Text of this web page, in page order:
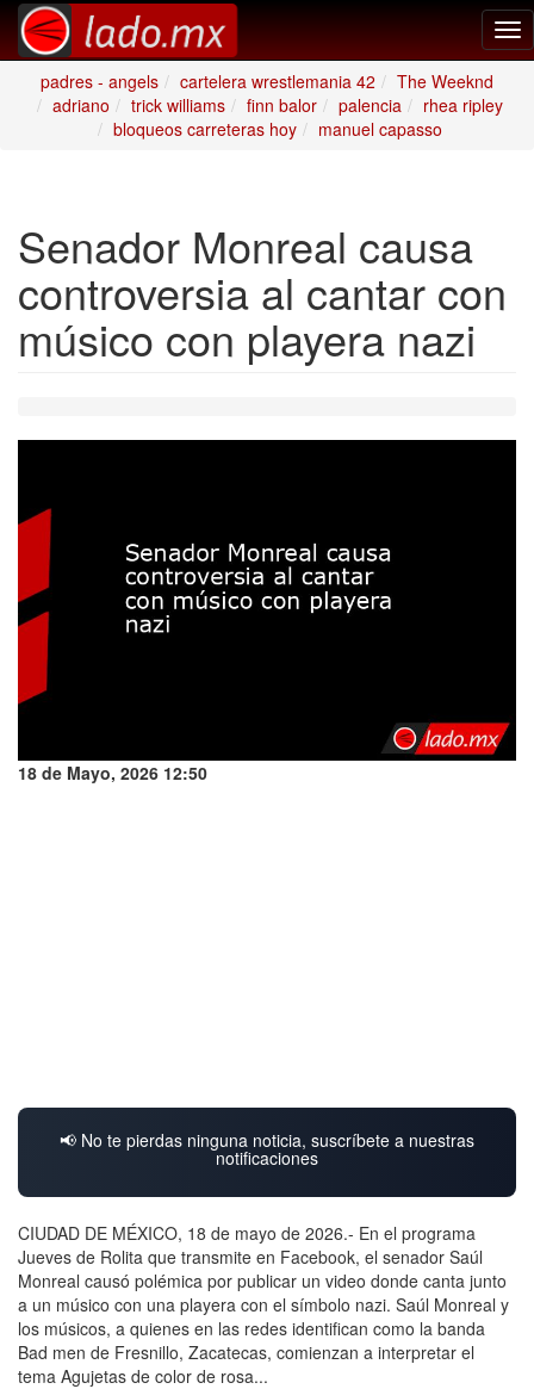
padres - angels
cartelera wrestlemania 42
The Weeknd
adriano
trick williams finn balor palencia
rhea ripley
bloqueos carreteras hoy
manuel capasso
Senador Monreal causa
controversia al cantar con
músico con playera nazi
18 de Mayo, 2026 12:50
📢 No te pierdas ninguna noticia, suscríbete a nuestras
notificaciones
CIUDAD DE MÉXICO, 18 de mayo de 2026.- En el programa
Jueves de Rolita que transmite en Facebook, el senador Saúl
Monreal causó polémica por publicar un video donde canta junto
a un músico con una playera con el símbolo nazi. Saúl Monreal y
los músicos, a quienes en las redes identifican como la banda
Bad men de Fresnillo, Zacatecas, comienzan a interpretar el
tema Agujetas de color de rosa...